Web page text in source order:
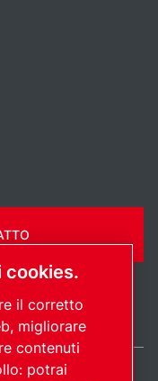
cookies.
il corretto
migliorare
contenuti
potrai